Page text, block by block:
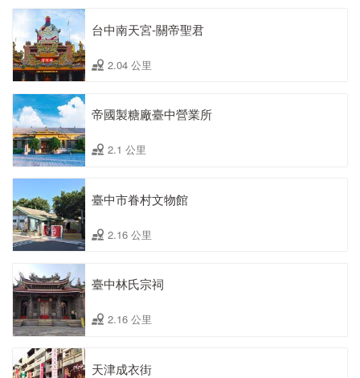
台中南天宮-關帝聖君
2.04 公里
帝國製糖廠臺中營業所
2.1 公里
臺中市眷村文物館
2.16 公里
臺中林氏宗祠
2.16 公里
天津成衣街